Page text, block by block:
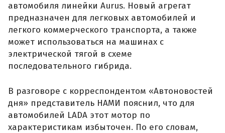
автомобиля линейки Aurus. Новый агрегат
предназначен для легковых автомобилей и
легкого коммерческого транспорта, а также
может использоваться на машинах с
электрической тягой в схеме
последовательного гибрида.
В разговоре с корреспондентом «Автоновостей
дня» представитель НАМИ пояснил, что для
автомобилей LADA этот мотор по
характеристикам избыточен. По его словам,